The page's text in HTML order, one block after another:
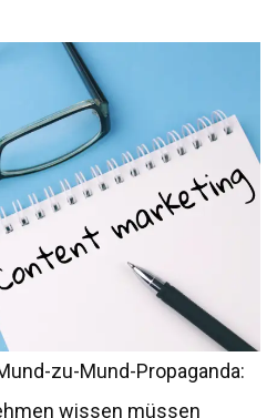
zu-Mund-Propaganda:
wissen müssen